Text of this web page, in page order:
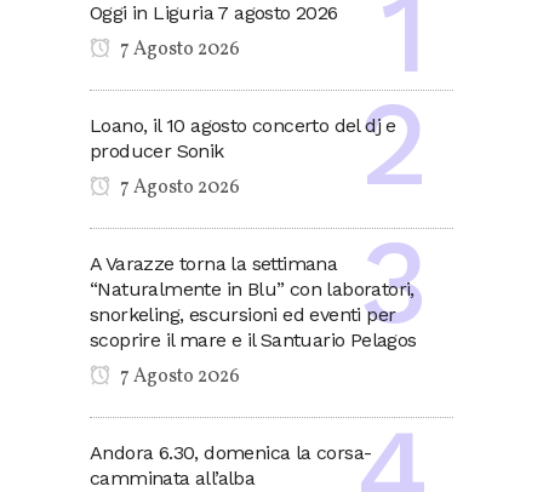
Oggi in Liguria 7 agosto 2026
7 Agosto 2026
Loano, il 10 agosto concerto del dj e
producer Sonik
7 Agosto 2026
A Varazze torna la settimana
“Naturalmente in Blu” con laboratori,
snorkeling, escursioni ed eventi per
scoprire il mare e il Santuario Pelagos
7 Agosto 2026
Andora 6.30, domenica la corsa-
camminata all’alba